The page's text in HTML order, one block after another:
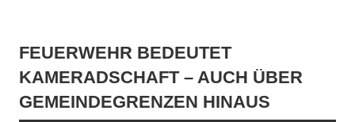
FEUERWEHR BEDEUTET
KAMERADSCHAFT – AUCH ÜBER
GEMEINDEGRENZEN HINAUS